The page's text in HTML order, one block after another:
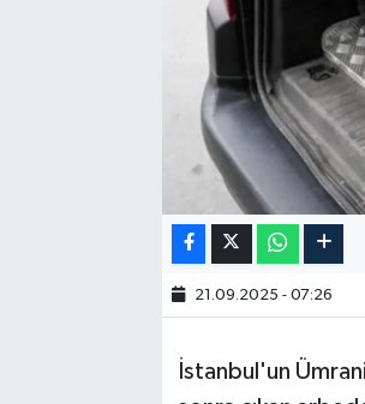
21.09.2025 - 07:26
İstanbul'un